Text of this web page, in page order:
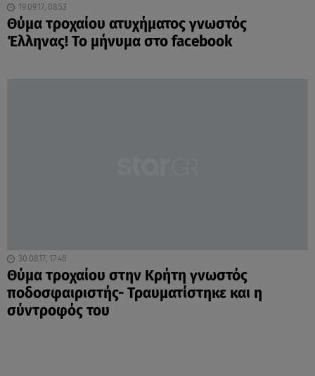
19.09.17, 08:53
Θύμα τροχαίου ατυχήματος γνωστός
Έλληνας! Το μήνυμα στο facebook
30.08.17, 17:48
Θύμα τροχαίου στην Κρήτη γνωστός
ποδοσφαιριστής- Τραυματίστηκε και η
σύντροφός του